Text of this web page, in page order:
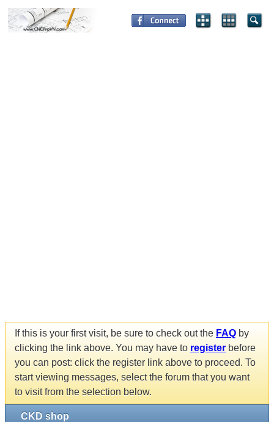
If this is your first visit, be sure to check out the FAQ by
clicking the link above. You may have to register before
you can post: click the register link above to proceed. To
start viewing messages, select the forum that you want
to visit from the selection below.
CKD shop